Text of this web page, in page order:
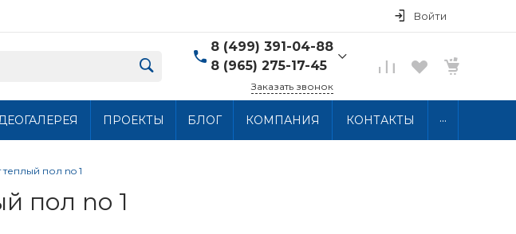
Войти
8 (499) 391-04-88
8 (965) 275-17-45
8 (499) 391-04-88
Хлобыстова 15, 2 этаж
Заказать звонок
ПРОЕКТЫ БЛОГ КОМПАНИЯ КОНТАКТЫ ...
пол no 1
пол no 1